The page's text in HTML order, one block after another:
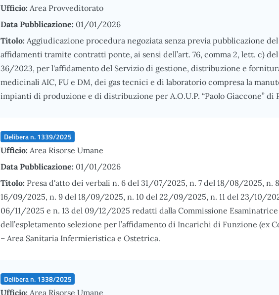
Ufficio: Area Provveditorato
Data Pubblicazione: 01/01/2026
Titolo: Aggiudicazione procedura negoziata senza previa pubblicazione
affidamenti tramite contratti ponte, ai sensi dell’art. 76, comma 2, lett. c) del
36/2023, per l'affidamento del Servizio di gestione, distribuzione e
medicinali AIC, FU e DM, dei gas tecnici e di laboratorio compresa la
impianti di produzione e di distribuzione per A.O.U.P. “Paolo Giaccone” di
Delibera n. 1339/2025
Ufficio: Area Risorse Umane
Data Pubblicazione: 01/01/2026
Titolo: Presa d'atto dei verbali n. 6 del 31/07/2025, n. 7 del 18/08/2025, n.
16/09/2025, n. 9 del 18/09/2025, n. 10 del 22/09/2025, n. 11 del 23/10/
06/11/2025 e n. 13 del 09/12/2025 redatti dalla Commissione
dell’espletamento selezione per l’affidamento di Incarichi di Funzione (ex
– Area Sanitaria Infermieristica e Ostetrica.
Delibera n. 1338/2025
Ufficio: Area Risorse Umane